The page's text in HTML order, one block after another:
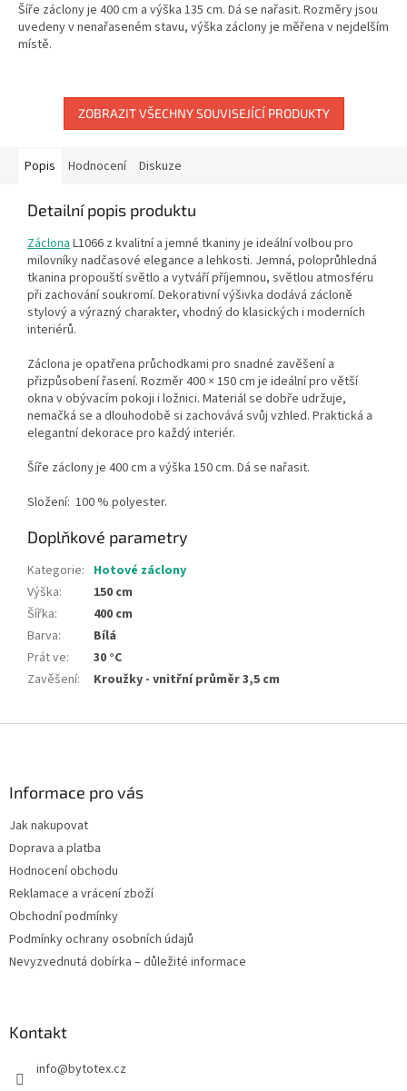
Šíře záclony je 400 cm a výška 135 cm. Dá se nařasit. Rozměry jsou
uvedeny v nenařaseném stavu, výška záclony je měřena v nejdelším
místě.
ZOBRAZIT VŠECHNY SOUVISEJÍCÍ PRODUKTY
Popis Hodnocení Diskuze
Detailní popis produktu
ZáclonaL1066 z kvalitní a jemné tkaniny je ideální volbou pro
milovníky nadčasové elegance a lehkosti. Jemná, poloprůhledná
tkanina propouští světlo a vytváří příjemnou, světlou atmosféru
při zachování soukromí. Dekorativní výšivka dodává zácloně
stylový a výrazný charakter, vhodný do klasických i moderních
interiérů.
Záclona je opatřena průchodkami pro snadné zavěšení a
přizpůsobení řasení. Rozměr 400 × 150 cm je ideální pro větší
okna v obývacím pokoji i ložnici. Materiál se dobře udržuje,
nemačká se a dlouhodobě si zachovává svůj vzhled. Praktická a
elegantní dekorace pro každý interiér.
Šíře záclony je 400 cm a výška 150 cm. Dá se nařasit.
Složení: 100 % polyester.
Doplňkové parametry
Kategorie: Hotové záclony
Výška:
150 cm
Šířka:
400 cm
Barva:
Bílá
Prát ve:
30 °C
Zavěšení: Kroužky - vnitřní průměr 3,5 cm
Informace pro vás
Jak nakupovat
Doprava a platba
Hodnocení obchodu
Reklamace a vrácení zboží
Obchodní podmínky
Podmínky ochrany osobních údajů
Nevyzvednutá dobírka – důležité informace
Kontakt
info@bytotex.cz